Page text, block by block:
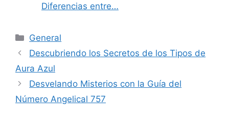
Diferencias entre…
Categories
General
Descubriendo los Secretos de los Tipos de
Aura Azul
Desvelando Misterios con la Guía del
Número Angelical 757